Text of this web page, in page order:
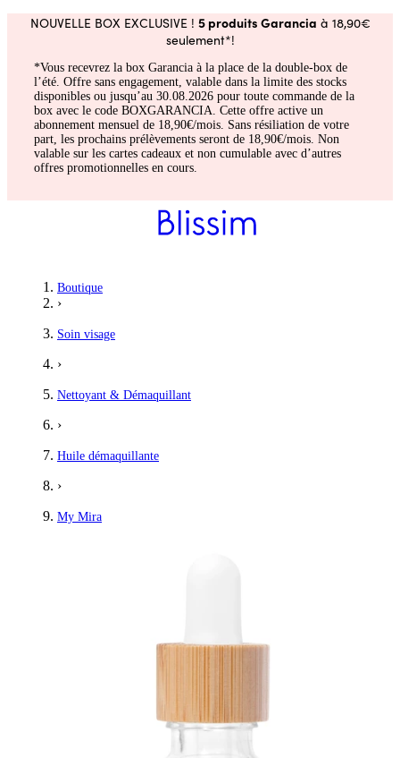
NOUVELLE BOX EXCLUSIVE ! 5 produits Garancia à 18,90€
seulement*!
*Vous recevrez la box Garancia à la place de la double-box de
l’été. Offre sans engagement, valable dans la limite des stocks
disponibles ou jusqu’au 30.08.2026 pour toute commande de la
box avec le code BOXGARANCIA. Cette offre active un
abonnement mensuel de 18,90€/mois. Sans résiliation de votre
part, les prochains prélèvements seront de 18,90€/mois. Non
valable sur les cartes cadeaux et non cumulable avec d’autres
offres promotionnelles en cours.
Boutique
›
Soin visage
›
Nettoyant & Démaquillant
›
Huile démaquillante
›
My Mira